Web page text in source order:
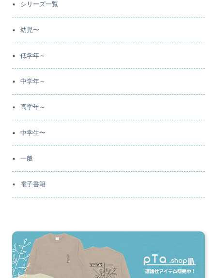
シリーズ一覧
幼児〜
低学年～
中学年～
高学年～
中学生〜
一般
電子書籍